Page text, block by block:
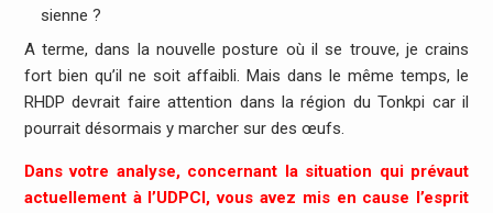
sienne ?
A terme, dans la nouvelle posture où il se trouve, je crains
fort bien qu’il ne soit affaibli. Mais dans le même temps, le
RHDP devrait faire attention dans la région du Tonkpi car il
pourrait désormais y marcher sur des œufs.
Dans votre analyse, concernant la situation qui prévaut
actuellement à l’UDPCI, vous avez mis en cause l’esprit